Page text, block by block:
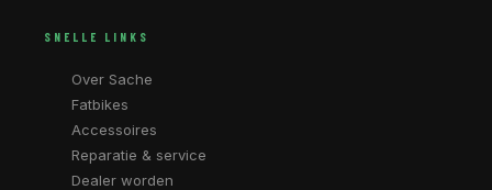
SNELLE LINKS
Over Sache
Fatbikes
Accessoires
Reparatie & service
Dealer worden